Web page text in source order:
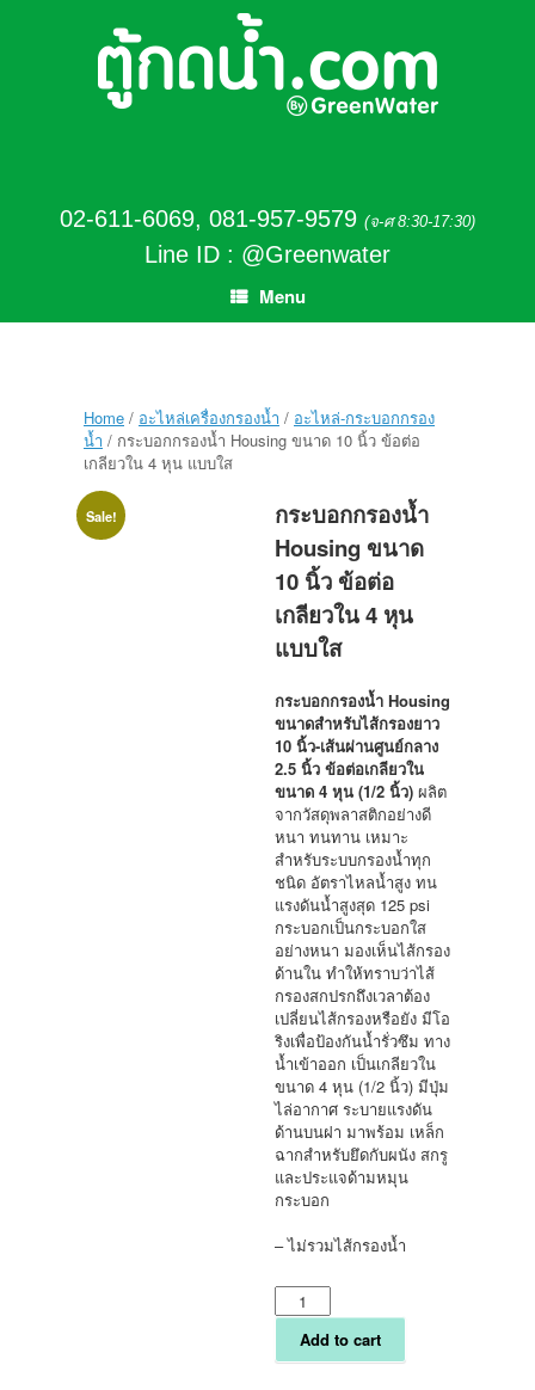
02-611-6069, 081-957-9579 (จ-ศ 8:30-17:30)
Line ID : @Greenwater
Menu
Home / อะไหล่เครื่องกรองน้ำ / อะไหล่-กระบอกกรอง
น้ำ / กระบอกกรองน้ำ Housing ขนาด 10 นิ้ว ข้อต่อ
เกลียวใน 4 หุน แบบใส
Sale!
กระบอกกรองน้ำ
Housing ขนาด
10 นิ้ว ข้อต่อ
เกลียวใน 4 หุน
แบบใส
กระบอกกรองน้ำ Housing
ขนาดสำหรับไส้กรองยาว
10 นิ้ว-เส้นผ่านศูนย์กลาง
2.5 นิ้ว ข้อต่อเกลียวใน
ขนาด 4 หุน (1/2 นิ้ว)ผลิต
จากวัสดุพลาสติกอย่างดี
หนา ทนทาน เหมาะ
สำหรับระบบกรองน้ำทุก
ชนิด อัตราไหลน้ำสูง ทน
แรงดันน้ำสูงสุด 125 psi
กระบอกเป็นกระบอกใส
อย่างหนา มองเห็นไส้กรอง
ด้านใน ทำให้ทราบว่าไส้
กรองสกปรกถึงเวลาต้อง
เปลี่ยนไส้กรองหรือยัง มีโอ
ริงเพื่อป้องกันน้ำรั่วซึม ทาง
น้ำเข้าออก เป็นเกลียวใน
ขนาด 4 หุน (1/2 นิ้ว) มีปุ่ม
ไล่อากาศ ระบายแรงดัน
ด้านบนฝา มาพร้อม เหล็ก
ฉากสำหรับยึดกับผนัง สกรู
และประแจด้ามหมุน
กระบอก
– ไม่รวมไส้กรองน้ำ
กระบอก
กรอง
Housing
Add to cart